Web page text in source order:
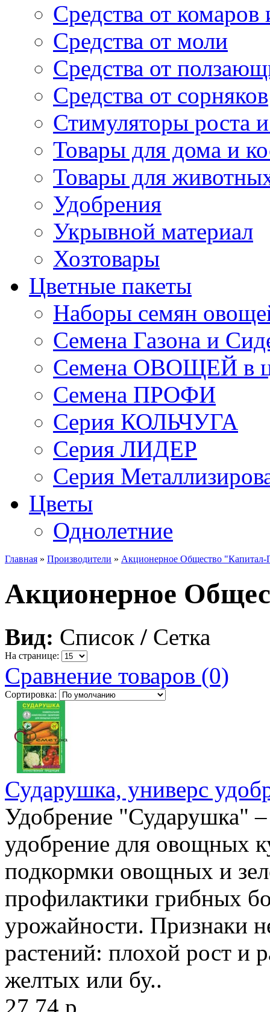
Средства от
Средства от моли
Средства от
Средства от сорняков
Стимуляторы роста и
Товары для дома и
Товары для
Удобрения
Укрывной материал
Хозтовары
Цветные пакеты
Наборы семян
Семена Газона и
Семена ОВОЩЕЙ в
Семена ПРОФИ
Серия КОЛЬЧУГА
Серия ЛИДЕР
Серия
Цветы
Однолетние
Главная » Производители » Акционерное Общество
Акционерное
Вид: Список / Сетка
На странице:
Сравнение товаров (0)
Сортировка:
Сударушка, универс
Удобрение "Сударушка" –
удобрение для овощных
подкормки овощных и
профилактики грибных
урожайности. Признаки
растений: плохой рост и
желтых или бу..
27.74 р.